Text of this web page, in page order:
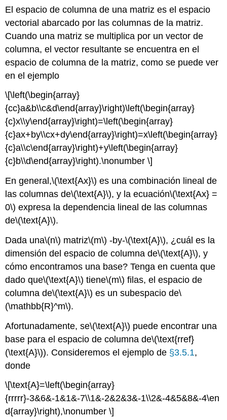
El espacio de columna de una matriz es el espacio
vectorial abarcado por las columnas de la matriz.
Cuando una matriz se multiplica por un vector de
columna, el vector resultante se encuentra en el
espacio de columna de la matriz, como se puede ver
en el ejemplo
\[\left(\begin{array}
{cc}a&b\\c&d\end{array}\right)\left(\begin{array}
{c}x\\y\end{array}\right)=\left(\begin{array}
{c}ax+by\\cx+dy\end{array}\right)=x\left(\begin{array}
{c}a\\c\end{array}\right)+y\left(\begin{array}
{c}b\\d\end{array}\right).\nonumber \]
En general,\(\text{Ax}\) es una combinación lineal de
las columnas de\(\text{A}\), y la ecuación\(\text{Ax} =
0\) expresa la dependencia lineal de las columnas
de\(\text{A}\).
Dada una\(n\) matriz\(m\) -by-\(\text{A}\), ¿cuál es la
dimensión del espacio de columna de\(\text{A}\), y
cómo encontramos una base? Tenga en cuenta que
dado que\(\text{A}\) tiene\(m\) filas, el espacio de
columna de\(\text{A}\) es un subespacio de\
(\mathbb{R}^m\).
Afortunadamente, se\(\text{A}\) puede encontrar una
base para el espacio de columna de\(\text{rref}
(\text{A}\)). Consideremos el ejemplo de §3.5.1,
donde
\[\text{A}=\left(\begin{array}
{rrrrr}-3&6&-1&1&-7\\1&-2&2&3&-1\\2&-4&5&8&-4\en
d{array}\right),\nonumber \]